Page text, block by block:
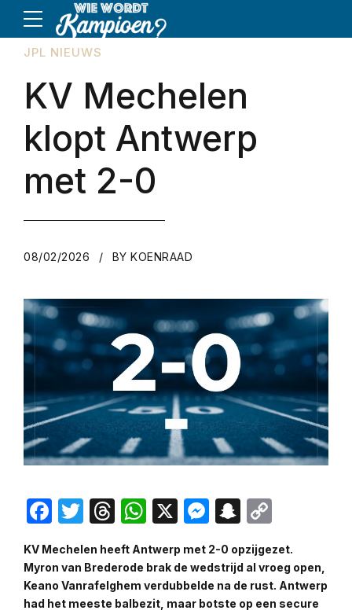
JPL NIEUWS
KV Mechelen
klopt Antwerp
met 2-0
08/02/2026 BY KOENRAAD
Facebook
Twitter
Threads
WhatsApp
X Messenger
Snapchat
KV Mechelen heeft Antwerp met 2-0 opzijgezet.
Myron van Brederode brak de wedstrijd al vroeg open,
Keano Vanrafelghem verdubbelde na de rust. Antwerp
had het meeste balbezit, maar botste op een secure